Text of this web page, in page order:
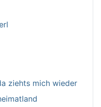
ziehts mich wieder